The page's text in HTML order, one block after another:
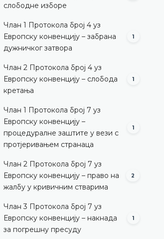
слободне изборе
Члан 1 Протокола број 4 уз
Европску конвенцију – забрана
дужничког затвора
1
Члан 2 Протокола број 4 уз
Европску конвенцију – слобода
кретања
1
Члан 1 Протокола број 7 уз
Европску конвенцију –
процедуралне заштите у вези с
протјеривањем странаца
1
Члан 2 Протокола број 7 уз
Европску конвенцију – право на
жалбу у кривичним стварима
2
Члан 3 Протокола број 7 уз
Европску конвенцију – накнада
за погрешну пресуду
1